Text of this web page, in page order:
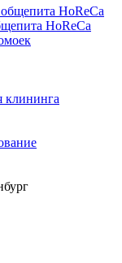
HoReCa
клининга